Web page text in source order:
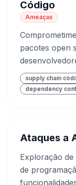
Código
Ameaças
pacotes open
supply chain
dependency
Ataques a
Exploração
de